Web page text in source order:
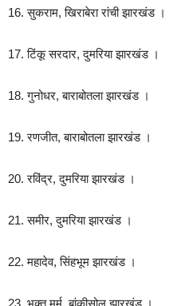
16. सुकराम, खिराबेरा रांची झारखंड ।
17. टिंकू सरदार, दुमरिया झारखंड ।
18. गुनोधर, बाराबोतला झारखंड ।
19. रणजीत, बाराबोतला झारखंड ।
20. रविंद्र, दुमरिया झारखंड ।
21. समीर, दुमरिया झारखंड ।
22. महादेव, सिंहभूम झारखंड ।
23. भुक्तू मुर्मु, बांकीसोल झारखंड ।